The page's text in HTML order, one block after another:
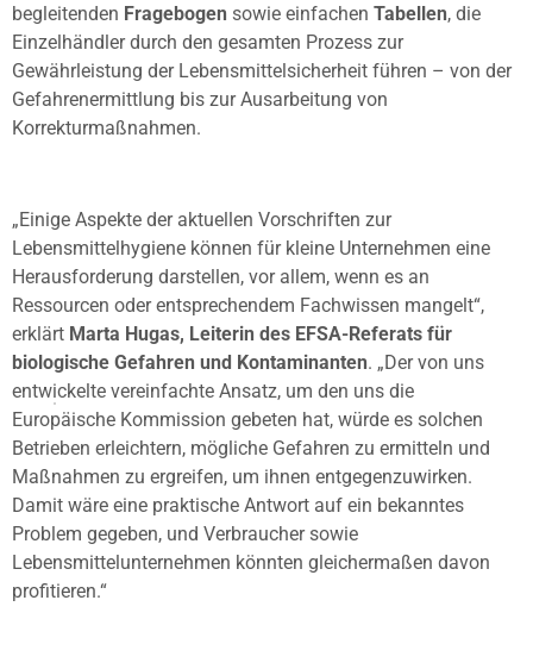
begleitenden Fragebogen sowie einfachen Tabellen, die
Einzelhändler durch den gesamten Prozess zur
Gewährleistung der Lebensmittelsicherheit führen – von der
Gefahrenermittlung bis zur Ausarbeitung von
Korrekturmaßnahmen.
„Einige Aspekte der aktuellen Vorschriften zur
Lebensmittelhygiene können für kleine Unternehmen eine
Herausforderung darstellen, vor allem, wenn es an
Ressourcen oder entsprechendem Fachwissen mangelt“,
erklärt Marta Hugas, Leiterin des EFSA-Referats für
biologische Gefahren und Kontaminanten. „Der von uns
entwickelte vereinfachte Ansatz, um den uns die
Europäische Kommission gebeten hat, würde es solchen
Betrieben erleichtern, mögliche Gefahren zu ermitteln und
Maßnahmen zu ergreifen, um ihnen entgegenzuwirken.
Damit wäre eine praktische Antwort auf ein bekanntes
Problem gegeben, und Verbraucher sowie
Lebensmittelunternehmen könnten gleichermaßen davon
profitieren.“